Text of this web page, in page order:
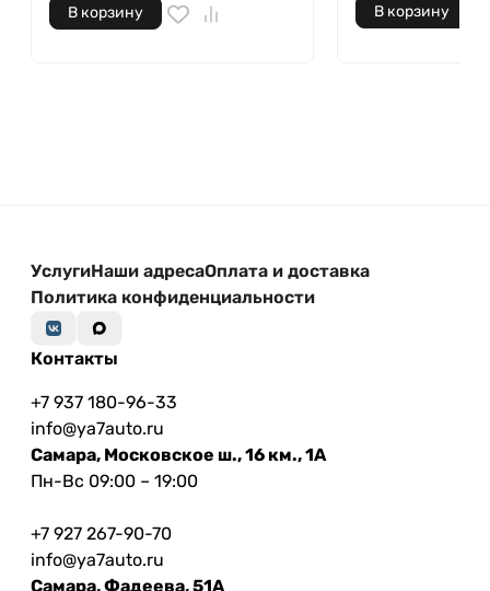
В корзину В корзину
УслугиНаши адресаОплата и доставка
Политика конфиденциальности
Контакты
+7 937 180-96-33
info@ya7auto.ru
Самара, Московское ш., 16 км., 1А
Пн-Вс 09:00 – 19:00
+7 927 267-90-70
info@ya7auto.ru
Самара, Фадеева, 51А